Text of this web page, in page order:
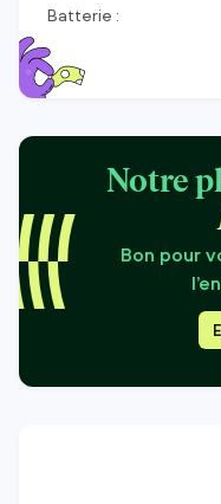
Batterie :
Notre
Bon pour